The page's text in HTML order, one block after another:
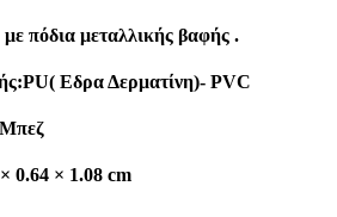
πόδια μεταλλικής βαφής .
Εδρα Δερματίνη)- PVC
0.64 × 1.08 cm